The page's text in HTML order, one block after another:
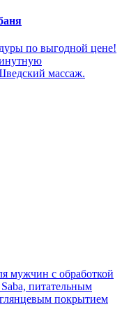
по выгодной цене!
массаж.
мужчин с обработкой
питательным
покрытием